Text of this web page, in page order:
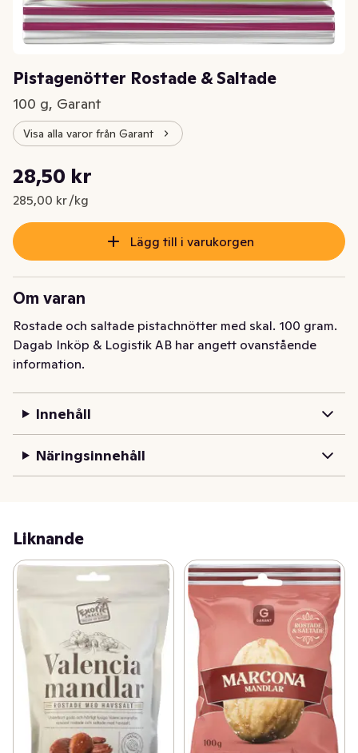
Pistagenötter Rostade & Saltade
100 g, Garant
Visa alla varor från Garant
Nuvarande pris är: 28,50 kr
28,50 kr
285,00 kr /kg
Styckpris: 285,00 kr /kg
Lägg till i varukorgen
Om varan
Rostade och saltade pistachnötter med skal. 100 gram.
Dagab Inköp & Logistik AB har angett ovanstående
information.
Innehåll
Näringsinnehåll
Liknande